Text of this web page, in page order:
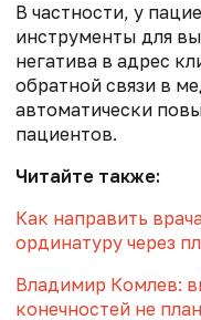
В частности, у
инструменты для
негатива в адрес
обратной связи в
автоматически
пациентов.
Читайте также:
Как направить
ординатуру через
Владимир Комлев:
конечностей не